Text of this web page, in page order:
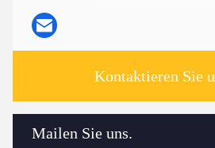
Kontaktieren Sie
Mailen Sie uns.